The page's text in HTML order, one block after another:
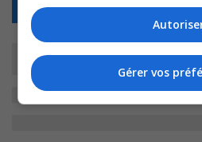
Retour
Gérer vos